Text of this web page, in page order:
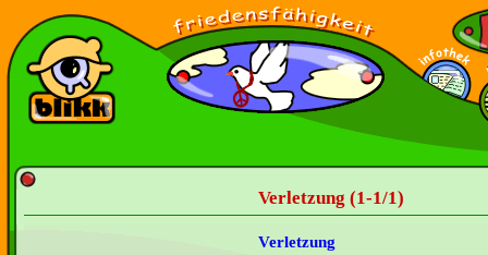
Verletzung (1-1/1)
Verletzung